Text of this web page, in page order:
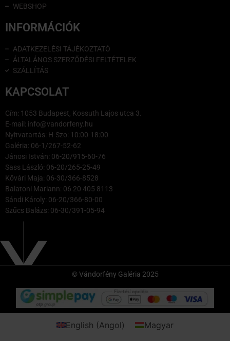
WEBSHOP
INFORMÁCIÓK
ADATKEZELÉSI TÁJÉKOZTATÓ
ÁLTALÁNOS SZERZŐDÉSI FELTÉTELEK
SZÁLLÍTÁS
KAPCSOLAT
Cím: 1053 Budapest, Kossuth Lajos utca 3.
E-mail: info@vandorfeny.hu
Nyitvatartás: H-Szo: 10:00-18:00
Galéria: 06-1/267-52-62
Jánosi István: 06-20/915-60-76
Sass László: 06-20/265-25-49
Kővári Maja: 06-30/366-8528
Balatoni Mariann: 06 20 405 8113
Sándi Károly: 06-20/366-80-00
Szűcs Balázs: 06-30/391-05-94
© Vándorfény Galéria 2025
English (Angol) Magyar